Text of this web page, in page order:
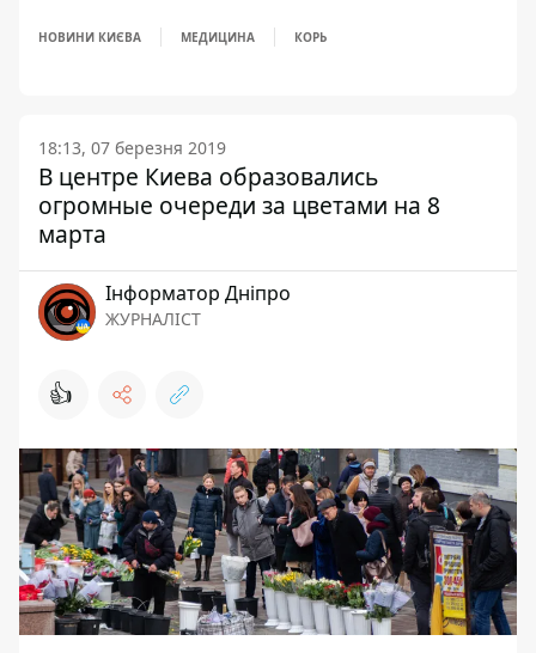
НОВИНИ КИЄВА МЕДИЦИНА КОРЬ
18:13, 07 березня 2019
В центре Киева образовались
огромные очереди за цветами на 8
марта
Інформатор Дніпро
ЖУРНАЛІСТ
👍